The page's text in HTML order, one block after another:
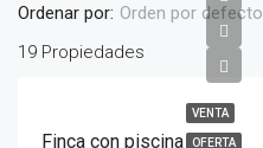
19 Propiedades
Ordenar por: Orden por defecto
VENTA
OFERTA
Finca con piscina